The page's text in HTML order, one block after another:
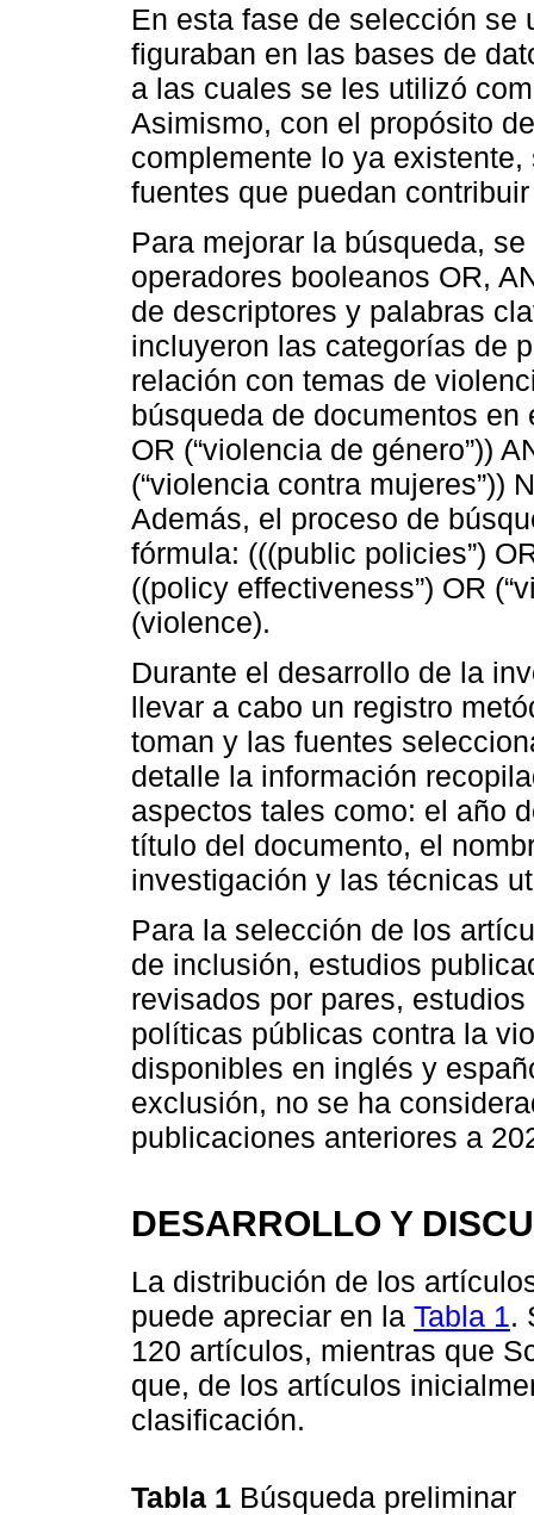
En esta fase de selección
figuraban en las bases de
a las cuales se les utilizó
Asimismo, con el propósito
complemente lo ya
fuentes que puedan
Para mejorar la búsqueda,
operadores booleanos OR,
de descriptores y palabras
incluyeron las categorías de
relación con temas de
búsqueda de documentos en
OR (“violencia de género”))
(“violencia contra mujeres”))
Además, el proceso de
fórmula: (((public policies”)
((policy effectiveness”) OR
(violence).
Durante el desarrollo de la
llevar a cabo un registro
toman y las fuentes
detalle la información
aspectos tales como: el año
título del documento, el
investigación y las técnicas
Para la selección de los
de inclusión, estudios
revisados por pares,
políticas públicas contra la
disponibles en inglés y
exclusión, no se ha
publicaciones anteriores a
DESARROLLO Y
La distribución de los
puede apreciar en la Tabla 1 .
120 artículos, mientras que
que, de los artículos
clasificación.
Tabla 1 Búsqueda preliminar